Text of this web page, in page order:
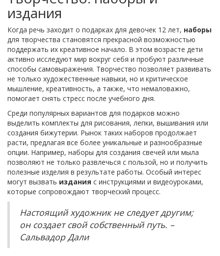
издания
Когда речь заходит о подарках для девочек 12 лет, наборы
для творчества становятся прекрасной возможностью
поддержать их креативное начало. В этом возрасте дети
активно исследуют мир вокруг себя и пробуют различные
способы самовыражения. Творчество позволяет развивать
не только художественные навыки, но и критическое
мышление, креативность, а также, что немаловажно,
помогает снять стресс после учебного дня.
Среди популярных вариантов для подарков можно
выделить комплекты для рисования, лепки, вышивания или
создания бижутерии. Рынок таких наборов продолжает
расти, предлагая все более уникальные и разнообразные
опции. Например, наборы для создания свечей или мыла
позволяют не только развлечься с пользой, но и получить
полезные изделия в результате работы. Особый интерес
могут вызвать издания с инструкциями и видеоуроками,
которые сопровождают творческий процесс.
Настоящий художник не следует другим;
он создает свой собственный путь. –
Сальвадор Дали